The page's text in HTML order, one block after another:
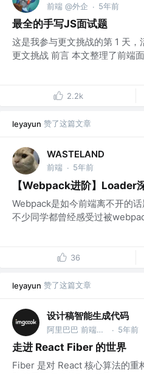
前端 @外企 · 5年前
最全的手写JS面试题
这是我参与更文挑战的第 1 天，
更文挑战 前言 本文整理了前端
2.2k
leyayun 赞了这篇文章
WASTELAND
前端 · 5年前
【Webpack进阶】Loader
Webpack是如今前端离不开的
不少同学都曾经感受过被
36
leyayun 赞了这篇文章
设计稿智能生成代码
阿里巴巴 前端委员会智能化小组 @阿里巴巴 · 5年前
走进 React Fiber 的世界
Fiber 是对 React 核心算法的重